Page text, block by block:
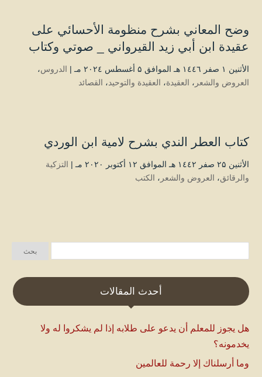
وضح المعاني بشرح منظومة الأحسائي على
عقيدة ابن أبي زيد القيرواني _ صوتي وكتاب
الأثنين ۱ صفر ۱٤٤٦ هـ الموافق ۵ أغسطس ۲۰۲٤ مـ | الدروس،
العروض والشعر ، العقيدة، العقيدة والتوحيد، القصائد
كتاب العطر الندي بشرح لامية ابن الوردي
الأثنين ۲۵ صفر ۱٤٤۲ هـ الموافق ۱۲ أكتوبر ۲۰۲۰ مـ |
التزكية
والرقائق، العروض والشعر ، الكتب
أحدث المقالات
هل يجوز للمعلم أن يدعو على طلابه إذا لم يشكروا له ولا
يخدمونه؟
وما أرسلناك إلا رحمة للعالمين